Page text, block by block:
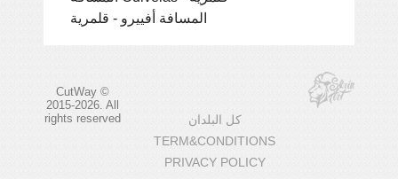
المسافة أفييرو - قلمرية
CutWay ©
2015-2026. All
rights reserved
كل البلدان
TERM&CONDITIONS
PRIVACY POLICY